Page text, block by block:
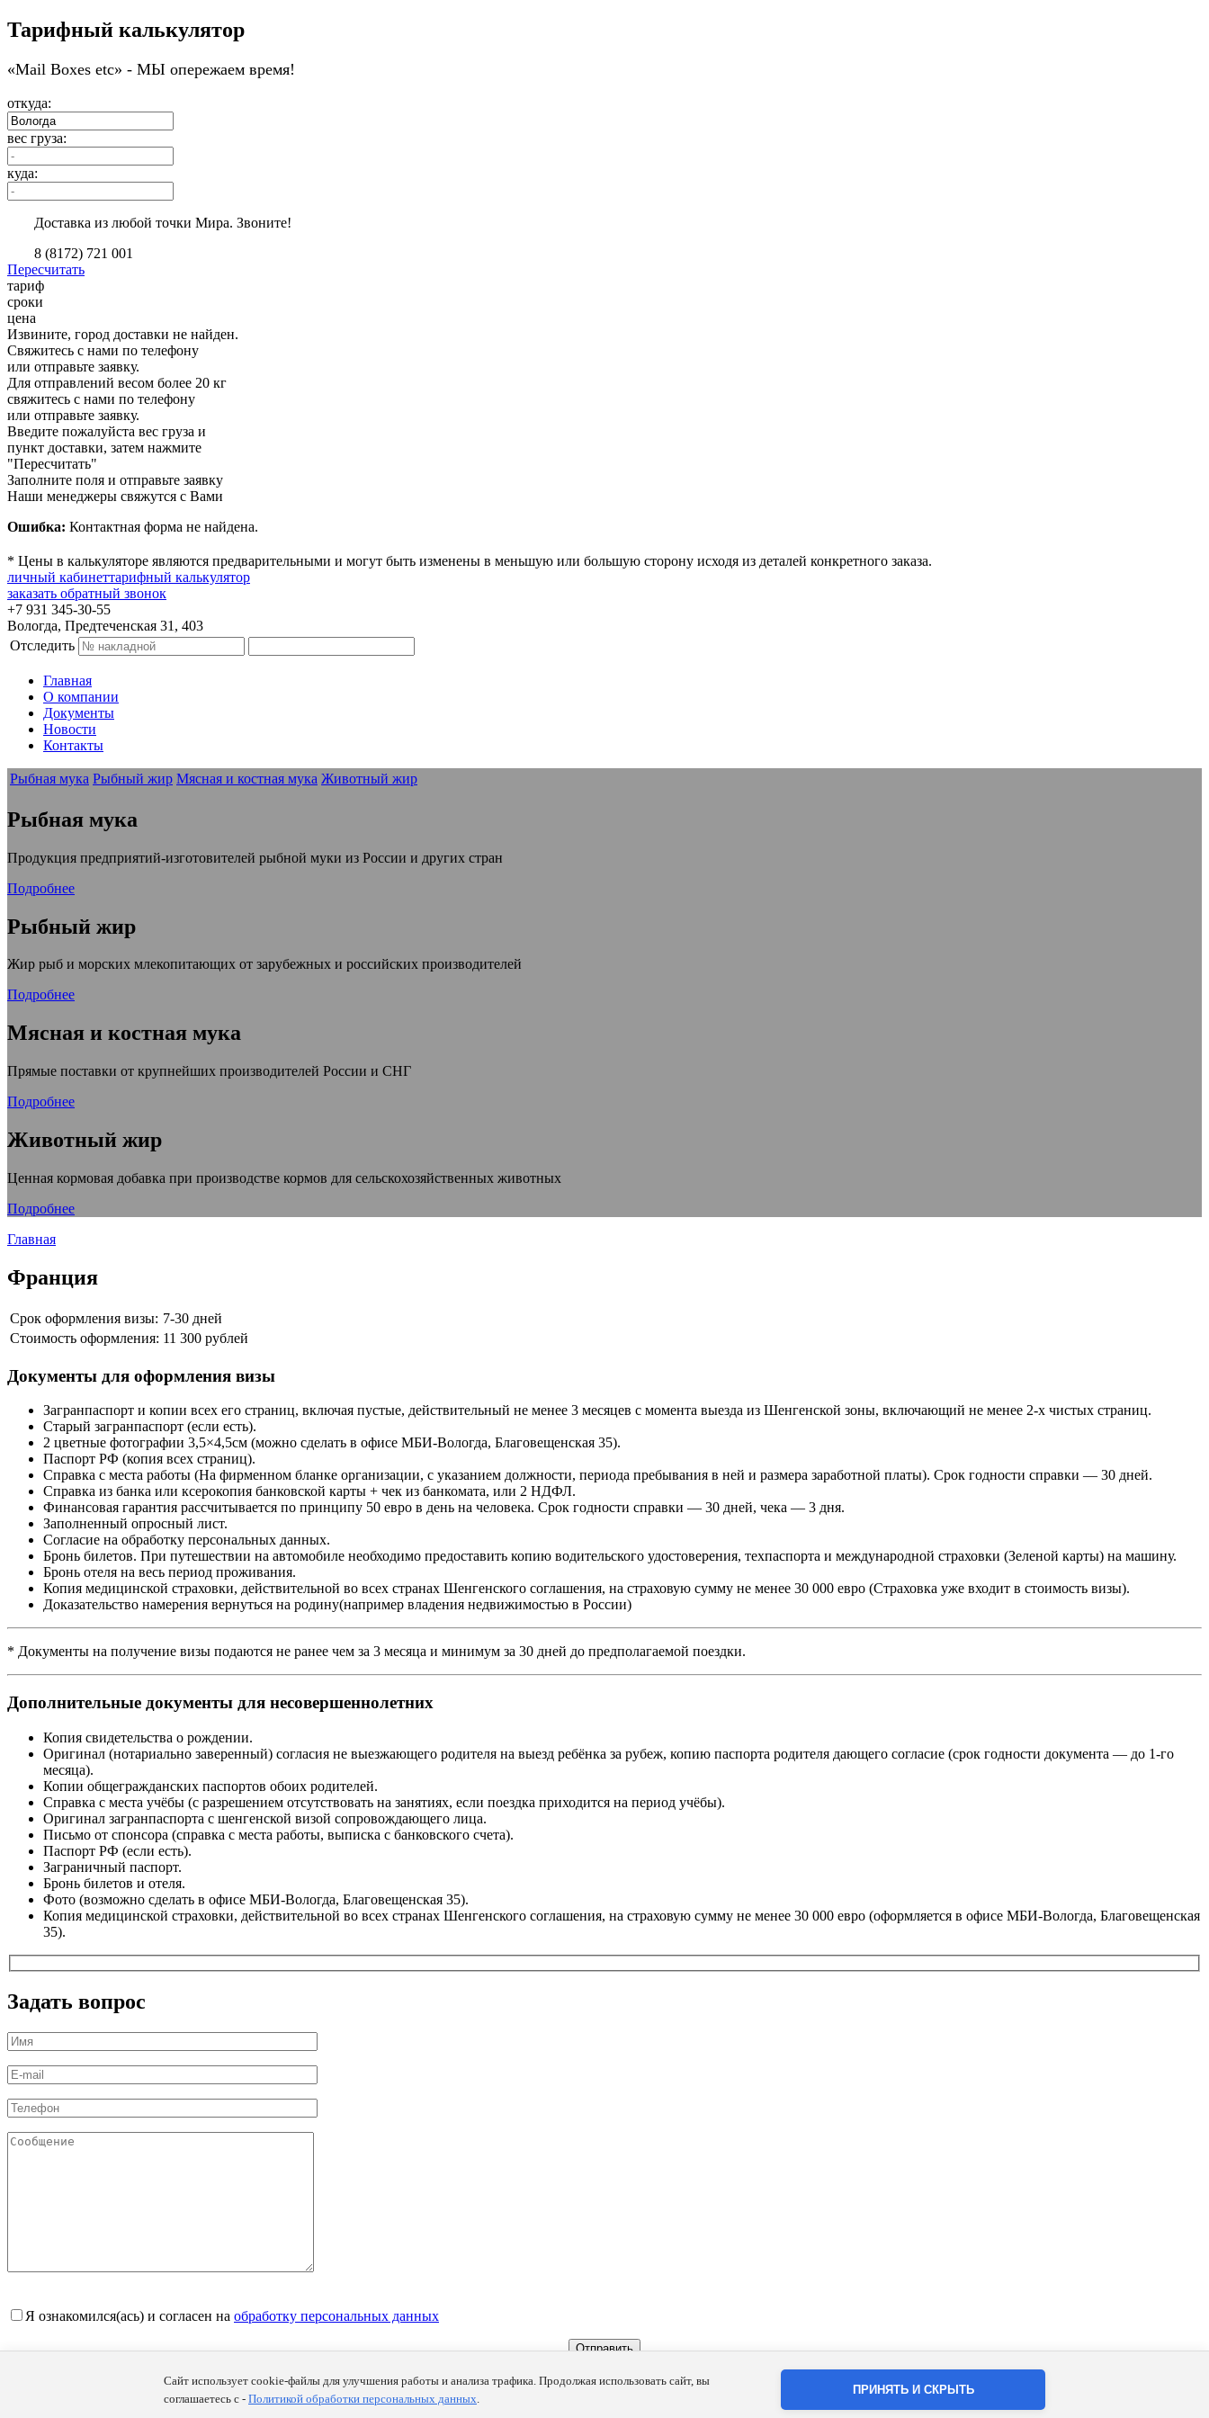
Тарифный калькулятор
«Мail Boxes etc» - МЫ опережаем время!
откуда:
вес груза:
куда:
Доставка из любой точки Мира. Звоните!
8 (8172) 721 001
Пересчитать
тариф
сроки
цена
Извините, город доставки не найден.
Свяжитесь с нами по телефону
или отправьте заявку.
Для отправлений весом более 20 кг
свяжитесь с нами по телефону
или отправьте заявку.
Введите пожалуйста вес груза и
пункт доставки, затем нажмите
"Пересчитать"
Заполните поля и отправьте заявку
Наши менеджеры свяжутся с Вами
Ошибка: Контактная форма не найдена.
* Цены в калькуляторе являются предварительными и могут быть изменены в меньшую или большую сторону исходя из деталей конкретного заказа.
личный кабинеттарифный калькулятор
заказать обратный звонок
+7 931 345-30-55
Вологда, Предтеченская 31, 403
Отследить
Главная
О компании
Документы
Новости
Контакты
Рыбная мука Рыбный жир Мясная и костная мука Животный жир
Рыбная мука
Продукция предприятий-изготовителей рыбной муки из России и других стран
Подробнее
Рыбный жир
Жир рыб и морских млекопитающих от зарубежных и российских производителей
Подробнее
Мясная и костная мука
Прямые поставки от крупнейших производителей России и СНГ
Подробнее
Животный жир
Ценная кормовая добавка при производстве кормов для сельскохозяйственных животных
Подробнее
Главная
Франция
Срок оформления визы: 7-30 дней
Стоимость оформления: 11 300 рублей
Документы для оформления визы
Загранпаспорт и копии всех его страниц, включая пустые, действительный не менее 3 месяцев с момента выезда из Шенгенской зоны, включающий не менее 2-х чистых страниц.
Старый загранпаспорт (если есть).
2 цветные фотографии 3,5×4,5см (можно сделать в офисе MБИ-Вологда, Благовещенская 35).
Паспорт РФ (копия всех страниц).
Справка с места работы (На фирменном бланке организации, с указанием должности, периода пребывания в ней и размера заработной платы). Срок годности справки — 30 дней.
Справка из банка или ксерокопия банковской карты + чек из банкомата, или 2 НДФЛ.
Финансовая гарантия рассчитывается по принципу 50 евро в день на человека. Срок годности справки — 30 дней, чека — 3 дня.
Заполненный опросный лист.
Согласие на обработку персональных данных.
Бронь билетов. При путешествии на автомобиле необходимо предоставить копию водительского удостоверения, техпаспорта и международной страховки (Зеленой карты) на машину.
Бронь отеля на весь период проживания.
Копия медицинской страховки, действительной во всех странах Шенгенского соглашения, на страховую сумму не менее 30 000 евро (Страховка уже входит в стоимость визы).
Доказательство намерения вернуться на родину(например владения недвижимостью в России)
* Документы на получение визы подаются не ранее чем за 3 месяца и минимум за 30 дней до предполагаемой поездки.
Дополнительные документы для несовершеннолетних
Копия свидетельства о рождении.
Оригинал (нотариально заверенный) согласия не выезжающего родителя на выезд ребёнка за рубеж, копию паспорта родителя дающего согласие (срок годности документа — до 1-го
месяца).
Копии общегражданских паспортов обоих родителей.
Справка с места учёбы (с разрешением отсутствовать на занятиях, если поездка приходится на период учёбы).
Оригинал загранпаспорта с шенгенской визой сопровождающего лица.
Письмо от спонсора (справка с места работы, выписка с банковского счета).
Паспорт РФ (если есть).
Заграничный паспорт.
Бронь билетов и отеля.
Фото (возможно сделать в офисе МБИ-Вологда, Благовещенская 35).
Копия медицинской страховки, действительной во всех странах Шенгенского соглашения, на страховую сумму не менее 30 000 евро (оформляется в офисе МБИ-Вологда, Благовещенская
35).
Задать вопрос
Я ознакомился(ась) и согласен на обработку персональных данных
Политика обработки персональных данных.
Сайт использует cookie-файлы для улучшения работы и анализа трафика. Продолжая использовать сайт, вы
соглашаетесь с - Политикой обработки персональных данных
ПРИНЯТЬ И СКРЫТЬ